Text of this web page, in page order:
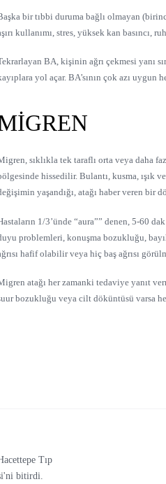
bir tıbbi duruma bağlı olmayan
kullanımı, stres, yüksek kan
BA, kişinin ağrı çekmesi yanı
yol açar. BA’sının çok azı
sıklıkla tek taraflı orta veya daha
hissedilir. Bulantı, kusma, ışık
yaşandığı, atağı haber veren bir
1/3’ünde “aura”” denen, 5-60
problemleri, konuşma bozukluğu,
hafif olabilir veya hiç baş ağrısı
atağı her zamanki tedaviye yanıt
bozukluğu veya cilt döküntüsü varsa
Tıp
bitirdi.